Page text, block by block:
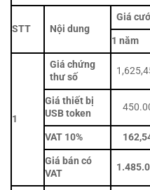
STT Nội dung
Giá
1 năm
1
Giá chứng
thư số
Giá thiết bị
USB token
VAT 10%
Giá bán có
VAT